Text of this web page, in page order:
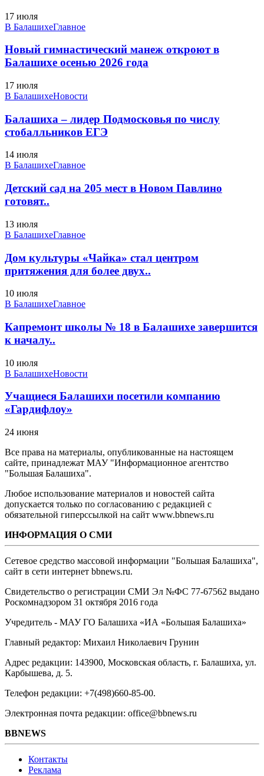
17 июля
В БалашихеГлавное
Новый гимнастический манеж откроют в
Балашихе осенью 2026 года
17 июля
В БалашихеНовости
Балашиха – лидер Подмосковья по числу
стобалльников ЕГЭ
14 июля
В БалашихеГлавное
Детский сад на 205 мест в Новом Павлино
готовят..
13 июля
В БалашихеГлавное
Дом культуры «Чайка» стал центром
притяжения для более двух..
10 июля
В БалашихеГлавное
Капремонт школы № 18 в Балашихе завершится
к началу..
10 июля
В БалашихеНовости
Учащиеся Балашихи посетили компанию
«Гардифлоу»
24 июня
Все права на материалы, опубликованные на настоящем
сайте, принадлежат МАУ "Информационное агентство
"Большая Балашиха".
Любое использование материалов и новостей сайта
допускается только по согласованию с редакцией с
обязательной гиперссылкой на сайт www.bbnews.ru
ИНФОРМАЦИЯ О СМИ
Сетевое средство массовой информации "Большая Балашиха",
сайт в сети интернет bbnews.ru.
Свидетельство о регистрации СМИ Эл №ФС ‎77-67562 выдано
Роскомнадзором 31 октября 2016 года
Учредитель - МАУ ГО Балашиха «ИА «Большая Балашиха»
Главный редактор: Михаил Николаевич Грунин
Адрес редакции: 143900, Московская область, г. Балашиха, ул.
Карбышева, д. 5.
Телефон редакции: +7(498)660-85-00.
Электронная почта редакции: office@bbnews.ru
BBNEWS
Контакты
Реклама